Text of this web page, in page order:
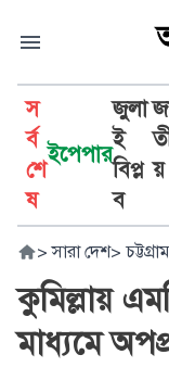
স
র্ব
শে
ষ
ইপেপার
জুলা
ই
বিপ্ল
ব
য়
> সারা দেশ> চট্টগ্রাম
কুমিল্লায়
মাধ্যমে